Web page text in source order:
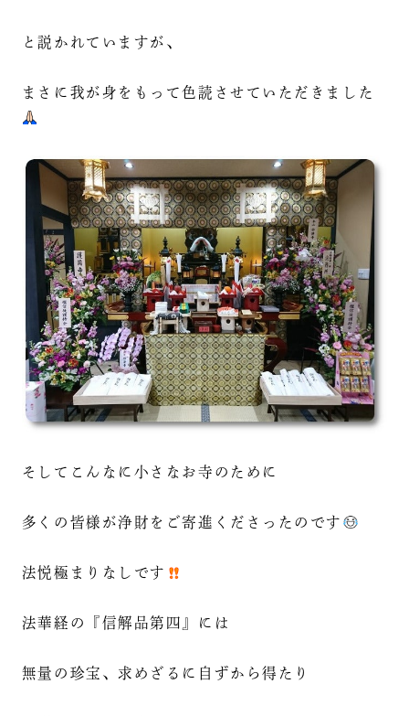
と説かれていますが、
まさに我が身をもって色読させていただきました
そしてこんなに小さなお寺のために
多くの皆様が浄財をご寄進くださったのです
法悦極まりなしです
法華経の『信解品第四』には
無量の珍宝、求めざるに自ずから得たり